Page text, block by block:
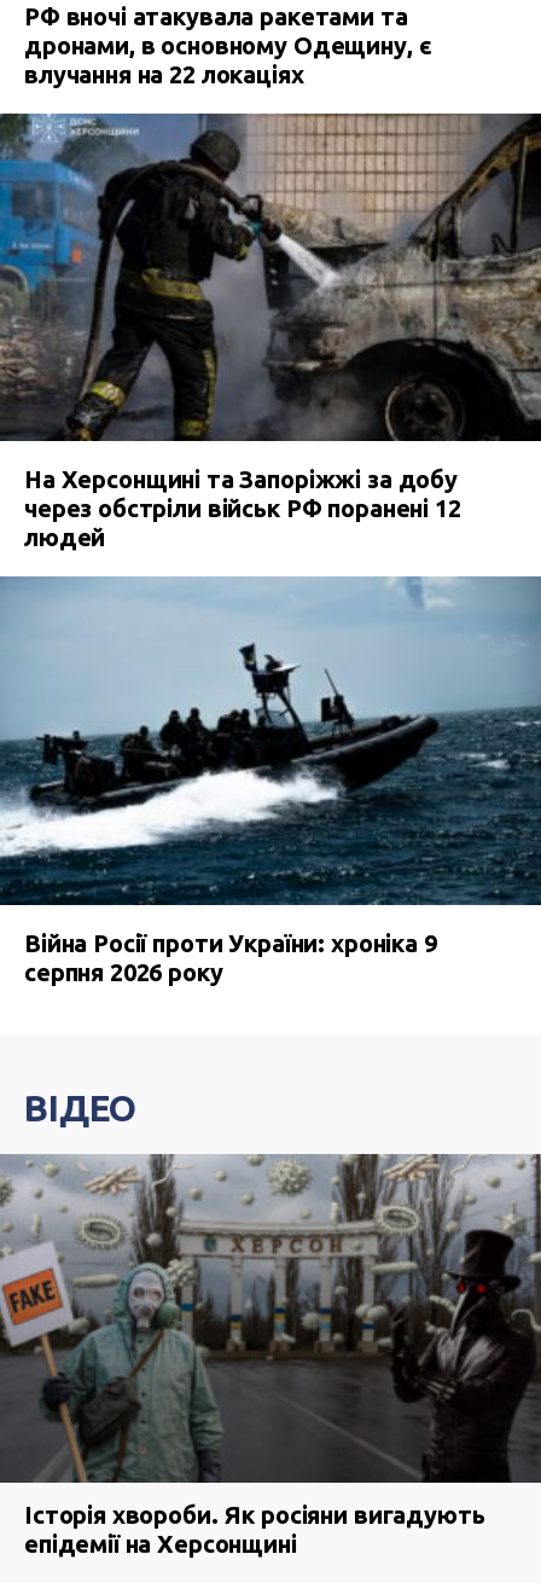
РФ вночі атакувала ракетами та
дронами, в основному Одещину, є
влучання на 22 локаціях
На Херсонщині та Запоріжжі за добу
через обстріли військ РФ поранені 12
людей
Війна Росії проти України: хроніка 9
серпня 2026 року
ВІДЕО
Історія хвороби. Як росіяни вигадують
епідемії на Херсонщині